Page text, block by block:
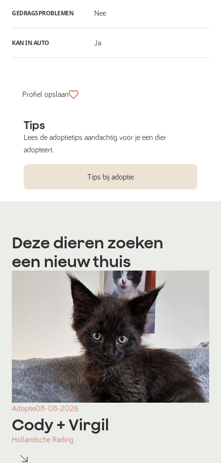
GEDRAGSPROBLEMEN Nee
KAN IN AUTO Ja
Profiel opslaan
Tips
Lees de adoptietips aandachtig voor je een dier
adopteert.
Tips bij adoptie
Deze dieren zoeken
een nieuw thuis
Adoptie08-08-2026
Cody+ Virgil
Hollandsche Rading